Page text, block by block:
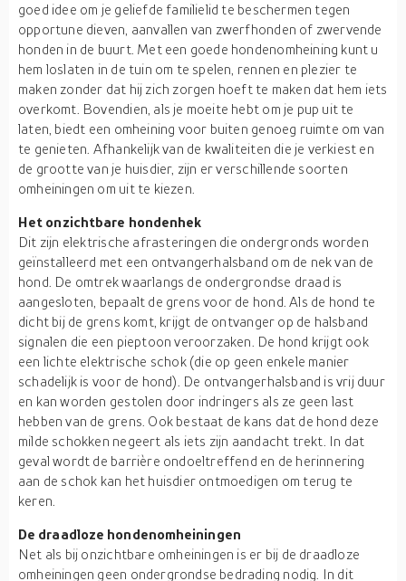
goed idee om je geliefde familielid te beschermen tegen
opportune dieven, aanvallen van zwerfhonden of zwervende
honden in de buurt. Met een goede hondenomheining kunt u
hem loslaten in de tuin om te spelen, rennen en plezier te
maken zonder dat hij zich zorgen hoeft te maken dat hem iets
overkomt. Bovendien, als je moeite hebt om je pup uit te
laten, biedt een omheining voor buiten genoeg ruimte om van
te genieten. Afhankelijk van de kwaliteiten die je verkiest en
de grootte van je huisdier, zijn er verschillende soorten
omheiningen om uit te kiezen.
Het onzichtbare hondenhek
Dit zijn elektrische afrasteringen die ondergronds worden
geïnstalleerd met een ontvangerhalsband om de nek van de
hond. De omtrek waarlangs de ondergrondse draad is
aangesloten, bepaalt de grens voor de hond. Als de hond te
dicht bij de grens komt, krijgt de ontvanger op de halsband
signalen die een pieptoon veroorzaken. De hond krijgt ook
een lichte elektrische schok (die op geen enkele manier
schadelijk is voor de hond). De ontvangerhalsband is vrij duur
en kan worden gestolen door indringers als ze geen last
hebben van de grens. Ook bestaat de kans dat de hond deze
milde schokken negeert als iets zijn aandacht trekt. In dat
geval wordt de barrière ondoeltreffend en de herinnering
aan de schok kan het huisdier ontmoedigen om terug te
keren.
De draadloze hondenomheiningen
Net als bij onzichtbare omheiningen is er bij de draadloze
omheiningen geen ondergrondse bedrading nodig. In dit